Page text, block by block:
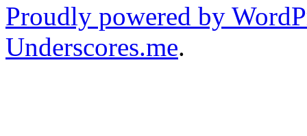
Proudly powered by
Underscores.me.